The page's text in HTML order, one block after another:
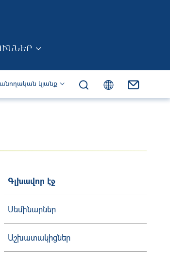
կյանք
Գլխավոր էջ
Սեմինարներ
Աշխատակիցներ